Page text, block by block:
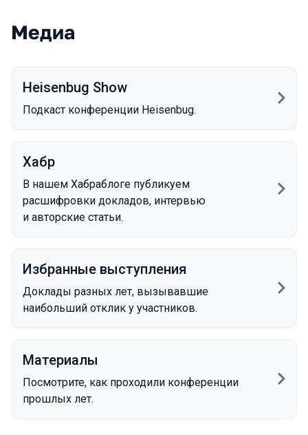
Медиа
Heisenbug Show
Подкаст конференции Heisenbug.
Хабр
В нашем Хабраблоге публикуем
расшифровки докладов, интервью
и авторские статьи.
Избранные выступления
Доклады разных лет, вызывавшие
наибольший отклик у участников.
Материалы
Посмотрите, как проходили конференции
прошлых лет.